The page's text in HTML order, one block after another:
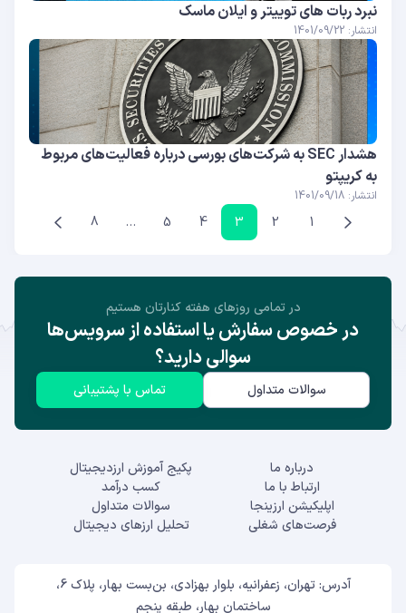
نبرد ربات های توییتر و ایلان ماسک
انتشار: 1401/09/22
هشدار SEC به شرکت‌های بورسی درباره فعالیت‌های مربوط
به کریپتو
انتشار: 1401/09/18
1
2
3
4
5
…
8
در تمامی روز‌های هفته کنارتان هستیم
در خصوص سفارش یا استفاده از سرویس‌ها
سوالی دارید؟
سوالات متداول تماس با پشتیبانی
درباره ما
ارتباط با ما
اپلیکیشن ارزینجا
فرصت‌های شغلی
پکیج آموزش ارزدیجیتال
کسب درآمد
سوالات متداول
تحلیل ارزهای دیجیتال
آدرس: تهران، زعفرانیه، بلوار بهزادی، بن‌بست بهار، پلاک 6،
ساختمان بهار، طبقه پنجم